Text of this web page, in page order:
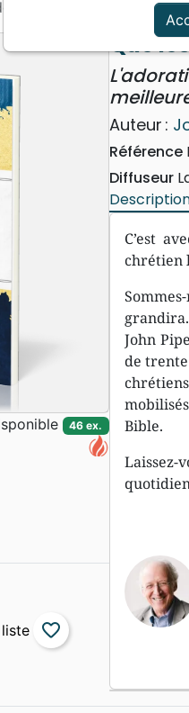
la prière et la
Que
Auteur :
Référence
Diffuseur
C’est
chrétien
John
de
Bible.
46 ex.
favorite_border